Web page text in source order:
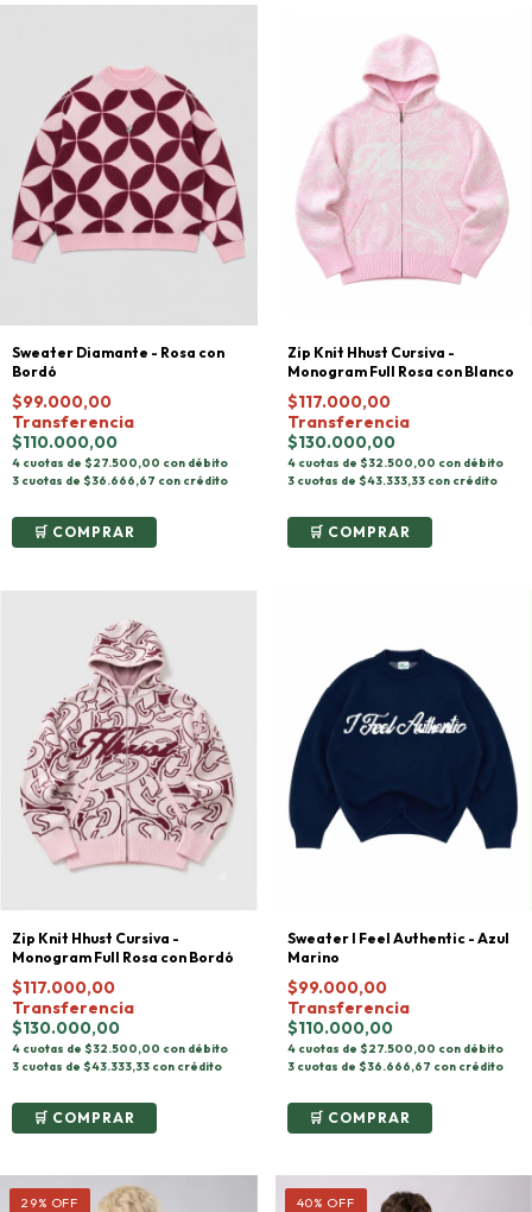
Sweater Diamante - Rosa con
Bordó
$99.000,00
Transferencia
$110.000,00
4 cuotas de $27.500,00 con débito
3 cuotas de $36.666,67 con crédito
COMPRAR
Zip Knit Hhust Cursiva -
Monogram Full Rosa con Blanco
$117.000,00
Transferencia
$130.000,00
4 cuotas de $32.500,00 con débito
3 cuotas de $43.333,33 con crédito
COMPRAR
Zip Knit Hhust Cursiva -
Monogram Full Rosa con Bordó
$117.000,00
Transferencia
$130.000,00
4 cuotas de $32.500,00 con débito
3 cuotas de $43.333,33 con crédito
COMPRAR
Sweater I Feel Authentic - Azul
Marino
$99.000,00
Transferencia
$110.000,00
4 cuotas de $27.500,00 con débito
3 cuotas de $36.666,67 con crédito
COMPRAR
29% OFF 40% OFF